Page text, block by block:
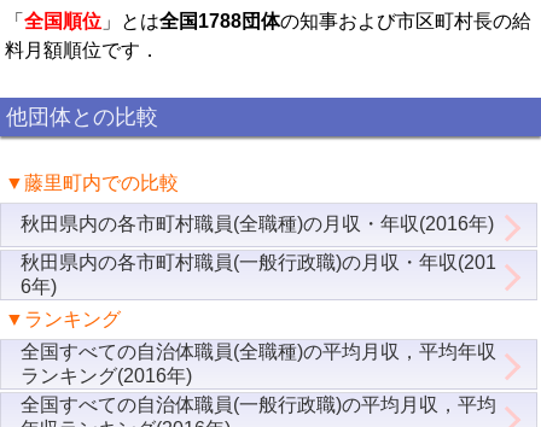
「 全国順位 」とは全国1788団体の知事および市区町村長の給
料月額順位です．
他団体との比較
▼藤里町内での比較
秋田県内の各市町村職員(全職種)の月収・年収(2016年)
秋田県内の各市町村職員(一般行政職)の月収・年収(201
6年)
▼ランキング
全国すべての自治体職員(全職種)の平均月収，平均年収
ランキング(2016年)
全国すべての自治体職員(一般行政職)の平均月収，平均